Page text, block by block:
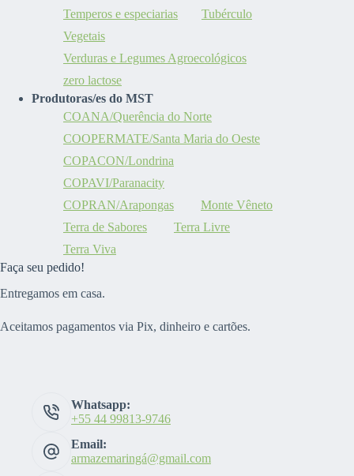
Temperos e especiarias
Tubérculo
Vegetais
Verduras e Legumes Agroecológicos
zero lactose
Produtoras/es do MST
COANA/Querência do Norte
COOPERMATE/Santa Maria do Oeste
COPACON/Londrina
COPAVI/Paranacity
COPRAN/Arapongas
Monte Vêneto
Terra de Sabores
Terra Livre
Terra Viva
Faça seu pedido!
Entregamos em casa.
Aceitamos pagamentos via Pix, dinheiro e cartões.
Whatsapp:
+55 44 99813-9746
Email:
armazemaringá@gmail.com